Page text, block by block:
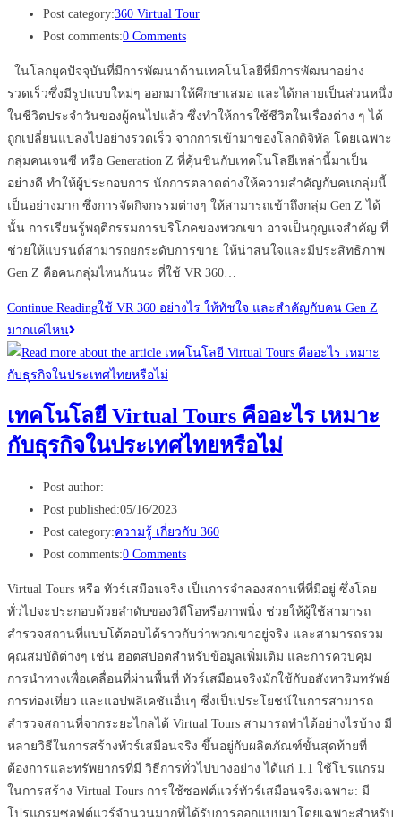
Post category:360 Virtual Tour
Post comments:0 Comments
ในโลกยุคปัจจุบันที่มีการพัฒนาด้านเทคโนโลยีที่มีการพัฒนาอย่าง
รวดเร็วซึ่งมีรูปแบบใหม่ๆ ออกมาให้ศึกษาเสมอ และได้กลายเป็นส่วนหนึ่ง
ในชีวิตประจำวันของผู้คนไปแล้ว ซึ่งทำให้การใช้ชีวิตในเรื่องต่าง ๆ ได้
ถูกเปลี่ยนแปลงไปอย่างรวดเร็ว จากการเข้ามาของโลกดิจิทัล โดยเฉพาะ
กลุ่มคนเจนซี หรือ Generation Z ที่คุ้นชินกับเทคโนโลยีเหล่านี้มาเป็น
อย่างดี ทำให้ผู้ประกอบการ นักการตลาดต่างให้ความสำคัญกับคนกลุ่มนี้
เป็นอย่างมาก ซึ่งการจัดกิจกรรมต่างๆ ให้สามารถเข้าถึงกลุ่ม Gen Z ได้
นั้น การเรียนรู้พฤติกรรมการบริโภคของพวกเขา อาจเป็นกุญแจสำคัญ ที่
ช่วยให้แบรนด์สามารถยกระดับการขาย ให้น่าสนใจและมีประสิทธิภาพ
Gen Z คือคนกลุ่มไหนกันนะ ที่ใช้ VR 360…
Continue Readingใช้ VR 360 อย่างไร ให้ทัชใจ และสำคัญกับคน Gen Z
มากแค่ไหน
เทคโนโลยี Virtual Tours คืออะไร เหมาะ
กับธุรกิจในประเทศไทยหรือไม่
Post author:
Post published:05/16/2023
Post category:ความรู้ เกี่ยวกับ 360
Post comments:0 Comments
Virtual Tours หรือ ทัวร์เสมือนจริง เป็นการจำลองสถานที่ที่มีอยู่ ซึ่งโดย
ทั่วไปจะประกอบด้วยลำดับของวิดีโอหรือภาพนิ่ง ช่วยให้ผู้ใช้สามารถ
สำรวจสถานที่แบบโต้ตอบได้ราวกับว่าพวกเขาอยู่จริง และสามารถรวม
คุณสมบัติต่างๆ เช่น ฮอตสปอตสำหรับข้อมูลเพิ่มเติม และการควบคุม
การนำทางเพื่อเคลื่อนที่ผ่านพื้นที่ ทัวร์เสมือนจริงมักใช้กับอสังหาริมทรัพย์
การท่องเที่ยว และแอปพลิเคชันอื่นๆ ซึ่งเป็นประโยชน์ในการสามารถ
สำรวจสถานที่จากระยะไกลได้ Virtual Tours สามารถทำได้อย่างไรบ้าง มี
หลายวิธีในการสร้างทัวร์เสมือนจริง ขึ้นอยู่กับผลิตภัณฑ์ขั้นสุดท้ายที่
ต้องการและทรัพยากรที่มี วิธีการทั่วไปบางอย่าง ได้แก่ 1.1 ใช้โปรแกรม
ในการสร้าง Virtual Tours การใช้ซอฟต์แวร์ทัวร์เสมือนจริงเฉพาะ: มี
โปรแกรมซอฟต์แวร์จำนวนมากที่ได้รับการออกแบบมาโดยเฉพาะสำหรับ